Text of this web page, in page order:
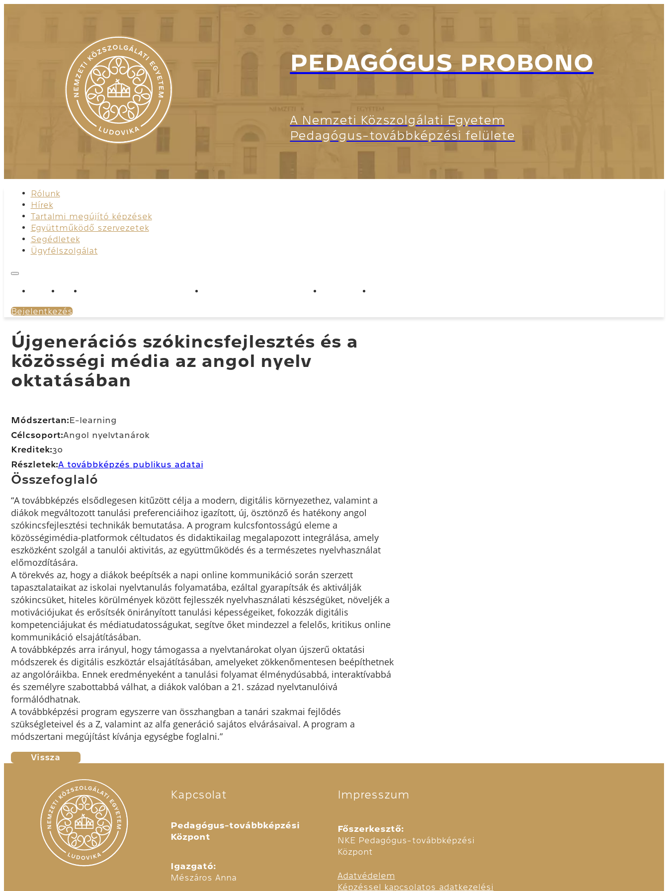
PEDAGÓGUS PROBONO
A Nemzeti Közszolgálati Egyetem
Pedagógus-továbbképzési felülete
Rólunk
Hírek
Tartalmi megújító képzések
Együttműködő szervezetek
Segédletek
Ügyfélszolgálat
Rólunk Hírek Tartalmi megújító képzések Együttműködő szervezetek Segédletek
Bejelentkezés
Újgenerációs szókincsfejlesztés és a
közösségi média az angol nyelv
oktatásában
Módszertan:E-learning
Célcsoport:
angol nyelvtanárok
Kreditek:30
Részletek:A továbbképzés publikus adatai
Összefoglaló
“A továbbképzés elsődlegesen kitűzött célja a modern, digitális környezethez, valamint a
diákok megváltozott tanulási preferenciáihoz igazított, új, ösztönző és hatékony angol
szókincsfejlesztési technikák bemutatása. A program kulcsfontosságú eleme a
közösségimédia-platformok céltudatos és didaktikailag megalapozott integrálása, amely
eszközként szolgál a tanulói aktivitás, az együttműködés és a természetes nyelvhasználat
előmozdítására.
A törekvés az, hogy a diákok beépítsék a napi online kommunikáció során szerzett
tapasztalataikat az iskolai nyelvtanulás folyamatába, ezáltal gyarapítsák és aktiválják
szókincsüket, hiteles körülmények között fejlesszék nyelvhasználati készségüket, növeljék a
motivációjukat és erősítsék önirányított tanulási képességeiket, fokozzák digitális
kompetenciájukat és médiatudatosságukat, segítve őket mindezzel a felelős, kritikus online
kommunikáció elsajátításában.
A továbbképzés arra irányul, hogy támogassa a nyelvtanárokat olyan újszerű oktatási
módszerek és digitális eszköztár elsajátításában, amelyeket zökkenőmentesen beépíthetnek
az angolóráikba. Ennek eredményeként a tanulási folyamat élménydúsabbá, interaktívabbá
és személyre szabottabbá válhat, a diákok valóban a 21. század nyelvtanulóivá
formálódhatnak.
A továbbképzési program egyszerre van összhangban a tanári szakmai fejlődés
szükségleteivel és a Z, valamint az alfa generáció sajátos elvárásaival. A program a
módszertani megújítást kívánja egységbe foglalni.”
Vissza
Kapcsolat
Pedagógus-továbbképzési
Központ
Igazgató:
Mészáros Anna
Impresszum
Főszerkesztő:
NKE Pedagógus-továbbképzési
Központ
Adatvédelem
Képzéssel kapcsolatos adatkezelési